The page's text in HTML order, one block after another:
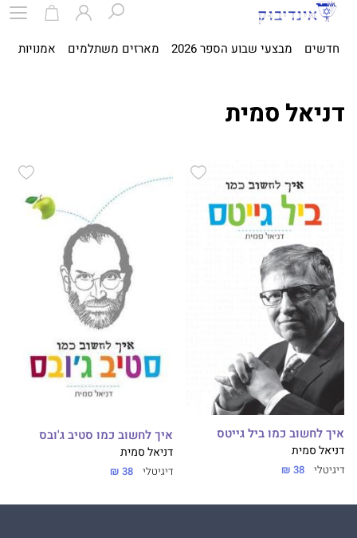
חדשים מבצעי שבוע הספר 2026 מארזים משתלמים אמנויות
דניאל סמית
איך לחשוב כמו ביל גייטס
דניאל סמית
דיגיטלי 38 ₪
איך לחשוב כמו סטיב ג'ובס
דניאל סמית
דיגיטלי 38 ₪